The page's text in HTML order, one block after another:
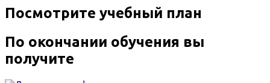
Посмотрите учебный план
По окончании обучения вы
получите